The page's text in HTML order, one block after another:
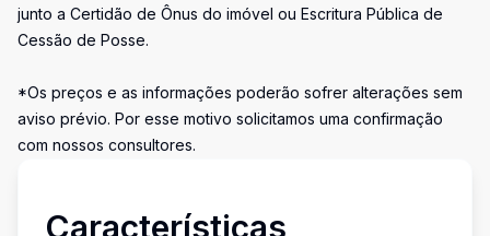
junto a Certidão de Ônus do imóvel ou Escritura Pública de
Cessão de Posse.
*Os preços e as informações poderão sofrer alterações sem
aviso prévio. Por esse motivo solicitamos uma confirmação
com nossos consultores.
Características